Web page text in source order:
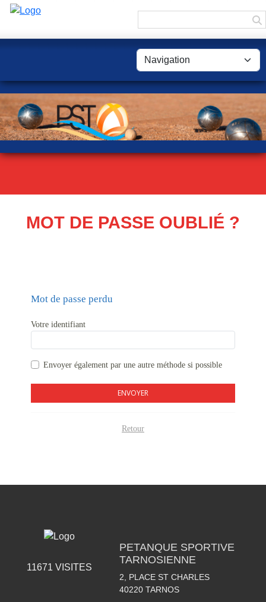
MOT DE PASSE OUBLIÉ ?
Mot de passe perdu
Votre identifiant
Envoyer également par une autre méthode si possible
ENVOYER
Retour
11671 VISITES
PETANQUE SPORTIVE
TARNOSIENNE
2, PLACE ST CHARLES
40220 TARNOS
Panneau de gestion des cookies